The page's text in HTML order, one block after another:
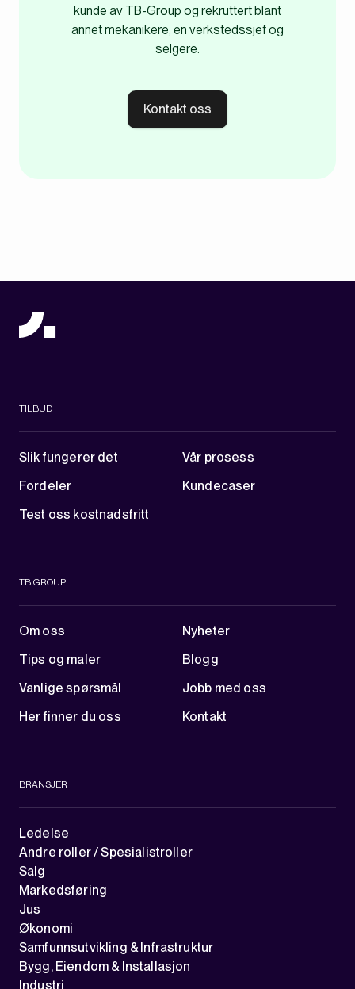
kunde av TB-Group og rekruttert blant
annet mekanikere, en verkstedssjef og
selgere.
Kontakt oss
TILBUD
Slik fungerer det
Vår prosess
Fordeler
Kundecaser
Test oss kostnadsfritt
TB GROUP
Om oss
Nyheter
Tips og maler
Blogg
Vanlige spørsmål
Jobb med oss
Her finner du oss
Kontakt
BRANSJER
Ledelse
Andre roller / Spesialistroller
Salg
Markedsføring
Jus
Økonomi
Samfunnsutvikling & Infrastruktur
Bygg, Eiendom & Installasjon
Industri